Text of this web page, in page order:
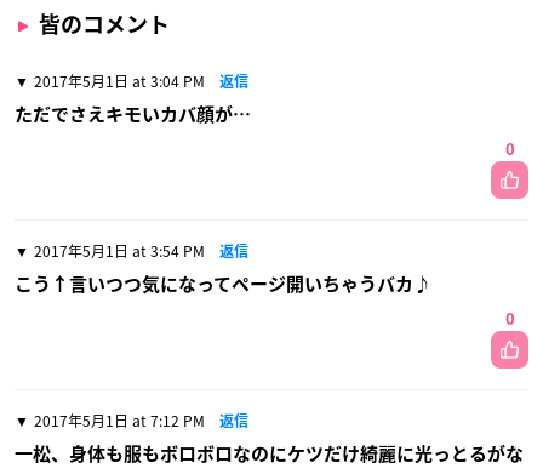
皆のコメント
2017年5月1日 at 3:04 PM 返信
ただでさえキモいカバ顔が…
0
2017年5月1日 at 3:54 PM 返信
こう↑言いつつ気になってページ開いちゃうバカ♪
0
2017年5月1日 at 7:12 PM 返信
一松、身体も服もボロボロなのにケツだけ綺麗に光っとるがな